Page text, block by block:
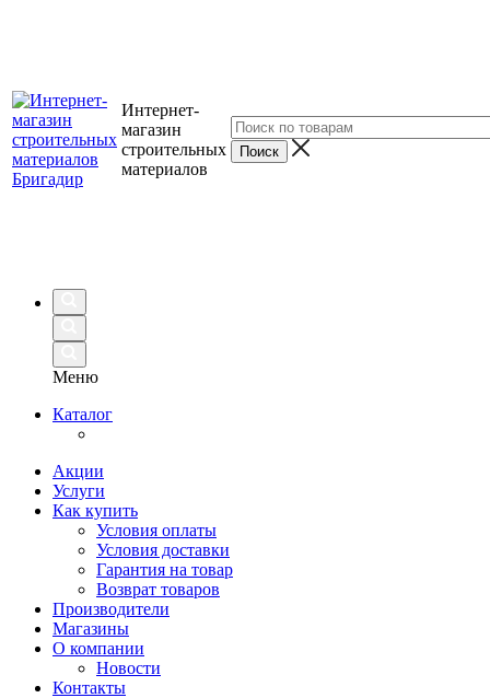
Интернет-
магазин
строительных
материалов
Меню
Каталог
Акции
Услуги
Как купить
Условия оплаты
Условия доставки
Гарантия на товар
Возврат товаров
Производители
Магазины
О компании
Новости
Контакты